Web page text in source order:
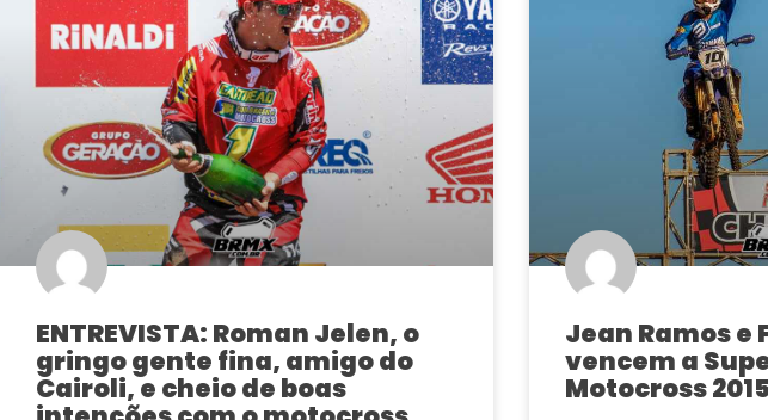
ENTREVISTA: Roman Jelen, o
gringo gente fina, amigo do
Cairoli, e cheio de boas
Jean Ramos e
vencem a
Motocross 2015